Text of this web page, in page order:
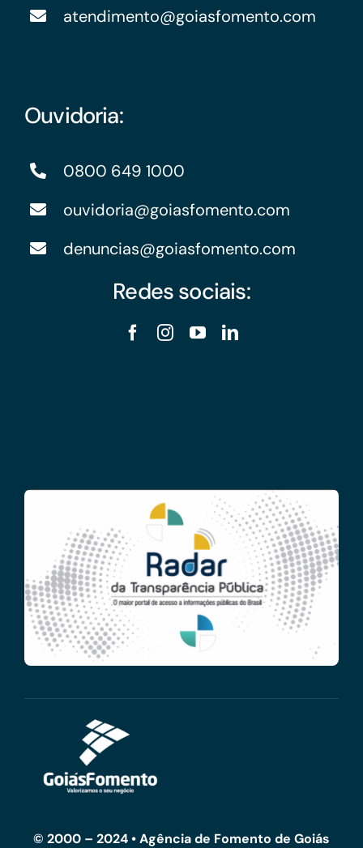
atendimento@goiasfomento.com
Ouvidoria:
0800 649 1000
ouvidoria@goiasfomento.com
denuncias@goiasfomento.com
Redes sociais:
© 2000 – 2024 • Agência de Fomento de Goiás